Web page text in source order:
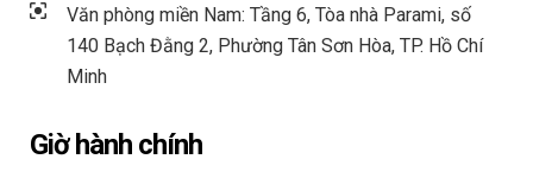
Văn phòng miền Nam: Tầng 6, Tòa nhà Parami, số
140 Bạch Đằng 2, Phường Tân Sơn Hòa, TP. Hồ Chí
Minh
Giờ hành chính